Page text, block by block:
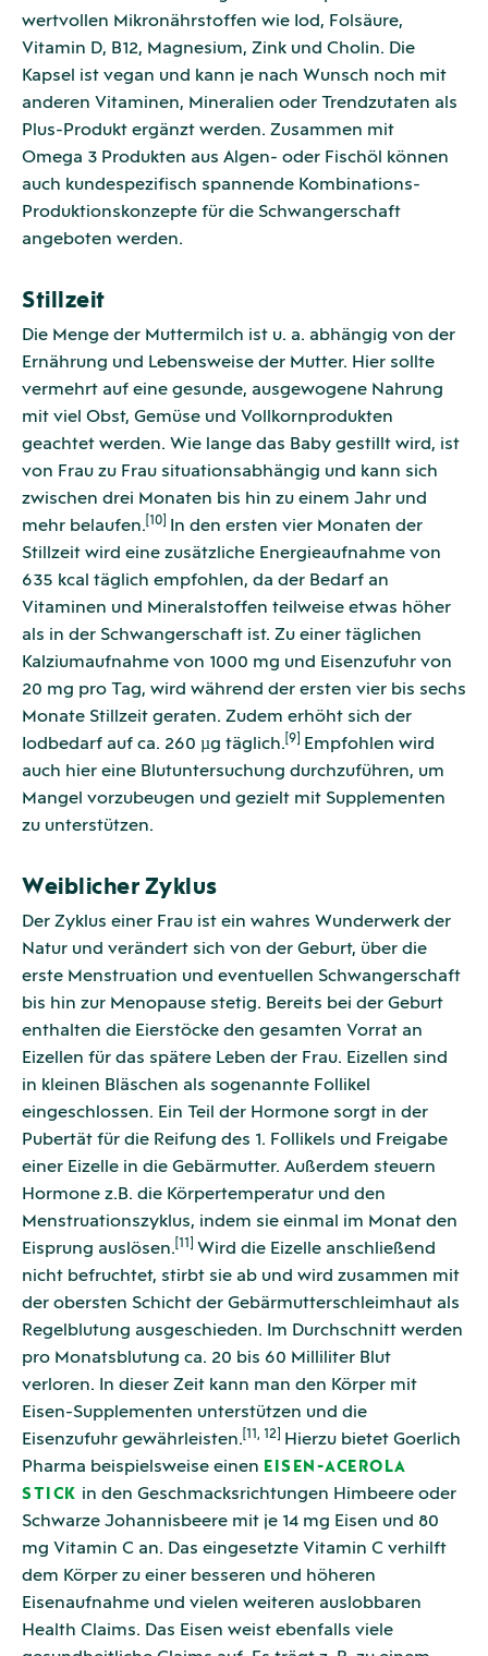
wertvollen Mikronährstoffen wie Iod, Folsäure,
Vitamin D, B12, Magnesium, Zink und Cholin. Die
Kapsel ist vegan und kann je nach Wunsch noch mit
anderen Vitaminen, Mineralien oder Trendzutaten als
Plus-Produkt ergänzt werden. Zusammen mit
Omega 3 Produkten aus Algen- oder Fischöl können
auch kundespezifisch spannende Kombinations-
Produktionskonzepte für die Schwangerschaft
angeboten werden.
Stillzeit
Die Menge der Muttermilch ist u. a. abhängig von der
Ernährung und Lebensweise der Mutter. Hier sollte
vermehrt auf eine gesunde, ausgewogene Nahrung
mit viel Obst, Gemüse und Vollkornprodukten
geachtet werden. Wie lange das Baby gestillt wird, ist
von Frau zu Frau situationsabhängig und kann sich
zwischen drei Monaten bis hin zu einem Jahr und
mehr belaufen. [10]
In den ersten vier Monaten der
Stillzeit wird eine zusätzliche Energieaufnahme von
635 kcal täglich empfohlen, da der Bedarf an
Vitaminen und Mineralstoffen teilweise etwas höher
als in der Schwangerschaft ist. Zu einer täglichen
Kalziumaufnahme von 1000 mg und Eisenzufuhr von
20 mg pro Tag, wird während der ersten vier bis sechs
Monate Stillzeit geraten. Zudem erhöht sich der
Iodbedarf auf ca. 260 µg täglich. [9]
Empfohlen wird
auch hier eine Blutuntersuchung durchzuführen, um
Mangel vorzubeugen und gezielt mit Supplementen
zu unterstützen.
Weiblicher Zyklus
Der Zyklus einer Frau ist ein wahres Wunderwerk der
Natur und verändert sich von der Geburt, über die
erste Menstruation und eventuellen Schwangerschaft
bis hin zur Menopause stetig. Bereits bei der Geburt
enthalten die Eierstöcke den gesamten Vorrat an
Eizellen für das spätere Leben der Frau. Eizellen sind
in kleinen Bläschen als sogenannte Follikel
eingeschlossen. Ein Teil der Hormone sorgt in der
Pubertät für die Reifung des 1. Follikels und Freigabe
einer Eizelle in die Gebärmutter. Außerdem steuern
Hormone z.B. die Körpertemperatur und den
Menstruationszyklus, indem sie einmal im Monat den
Eisprung auslösen. [11]
Wird die Eizelle anschließend
nicht befruchtet, stirbt sie ab und wird zusammen mit
der obersten Schicht der Gebärmutterschleimhaut als
Regelblutung ausgeschieden. Im Durchschnitt werden
pro Monatsblutung ca. 20 bis 60 Milliliter Blut
verloren. In dieser Zeit kann man den Körper mit
Eisen-Supplementen unterstützen und die
Eisenzufuhr gewährleisten. [11, 12]
Hierzu bietet Goerlich
Pharma beispielsweise einen EISEN-ACEROLA
STICK in den Geschmacksrichtungen Himbeere oder
Schwarze Johannisbeere mit je 14 mg Eisen und 80
mg Vitamin C an. Das eingesetzte Vitamin C verhilft
dem Körper zu einer besseren und höheren
Eisenaufnahme und vielen weiteren auslobbaren
Health Claims. Das Eisen weist ebenfalls viele